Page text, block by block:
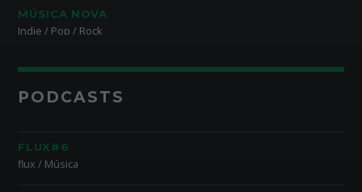
MÚSICA NOVA
Indie / Pop / Rock
PODCASTS
FLUX#6
flux / Música